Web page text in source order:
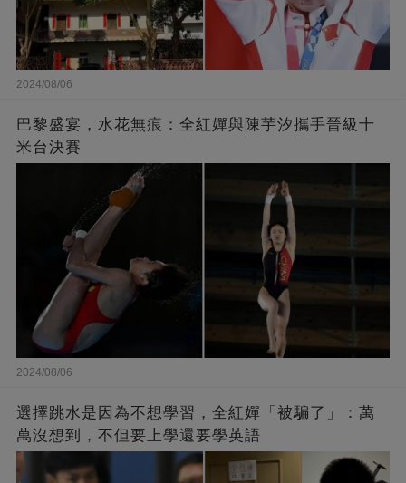
2024/08/06
巴黎盛宴，水花無痕：全紅嬋與陳芋汐攜手晉級十
米台決賽
2024/08/06
選擇跳水是因為不想學習，全紅嬋「被騙了」：萬
萬沒想到，不但要上學還要學英語